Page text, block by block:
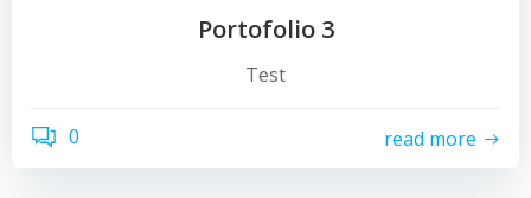
Portofolio 3
Test
0 read more